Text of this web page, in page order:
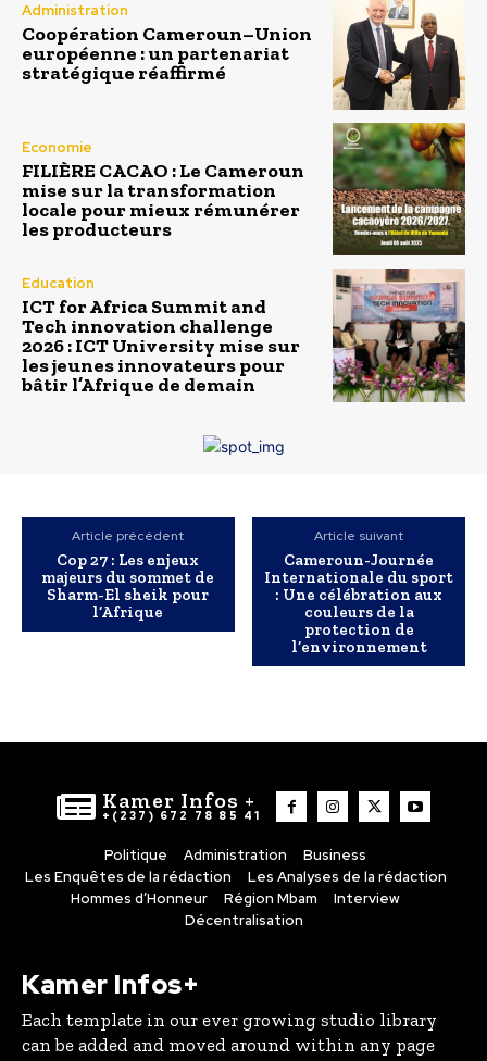
Administration
Coopération Cameroun–Union
européenne : un partenariat
stratégique réaffirmé
Economie
FILIÈRE CACAO : Le Cameroun
mise sur la transformation
locale pour mieux rémunérer
les producteurs
Education
ICT for Africa Summit and
Tech innovation challenge
2026 : ICT University mise sur
les jeunes innovateurs pour
bâtir l’Afrique de demain
Article précédent
Cop 27 : Les enjeux
majeurs du sommet de
Sharm-El sheik pour
l’Afrique
Article suivant
Cameroun-Journée
Internationale du sport
: Une célébration aux
couleurs de la
protection de
l’environnement
Kamer Infos +
+(237) 672 78 85 41
Politique Administration
Business
Les Enquêtes de la rédaction
Les Analyses de la rédaction
Hommes d’Honneur
Région Mbam
Interview
Décentralisation
Kamer Infos+
Each template in our ever growing studio library
can be added and moved around within any page